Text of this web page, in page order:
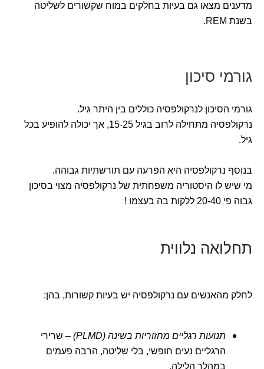
מדענים מצאו גם בעיות בחלקים במוח שקשורים לשליטה
בשנת REM.
גורמי סיכון
גורמי הסיכון לנרקולפסיה כוללים בין היתר גיל.
נרקולפסיה מתחילה לרוב בגיל 15-25, אך יכולה להופיע בכל
גיל.
בנוסף נרקולפסיה היא הפרעה עם תורשתיות גבוהה.
מי שיש לו היסטוריה משפחתית של נרקולפסיה מצוי בסיכון
גבוה פי 20-40 ללקות בה בעצמו !
תחלואה נלווית
לחלק מהאנשים עם נרקולפסיה יש בעיות קשורות, בהן:
תנועות רגליים מחזוריות בשינה (PLMD)
– שרירי
הרגליים נעים חופשי, בלי שליטה, הרבה פעמים
במהלך הלילה.